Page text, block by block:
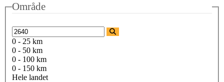
Område
0 - 25 km
0 - 50 km
0 - 100 km
0 - 150 km
Hele landet